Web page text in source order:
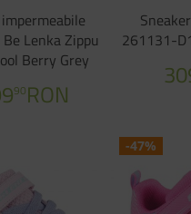
Lenka Zippu
Berry Grey
90RON
261131-
-47%